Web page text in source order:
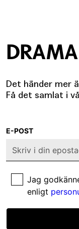
Det händer mer
Få det samlat i
E-POST
Jag
enligt